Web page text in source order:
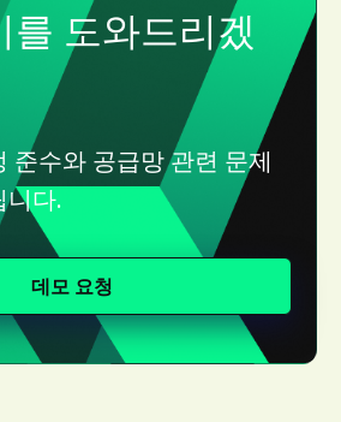
를 도와드리겠
준수와 공급망 관련 문제
니다.
데모 요청